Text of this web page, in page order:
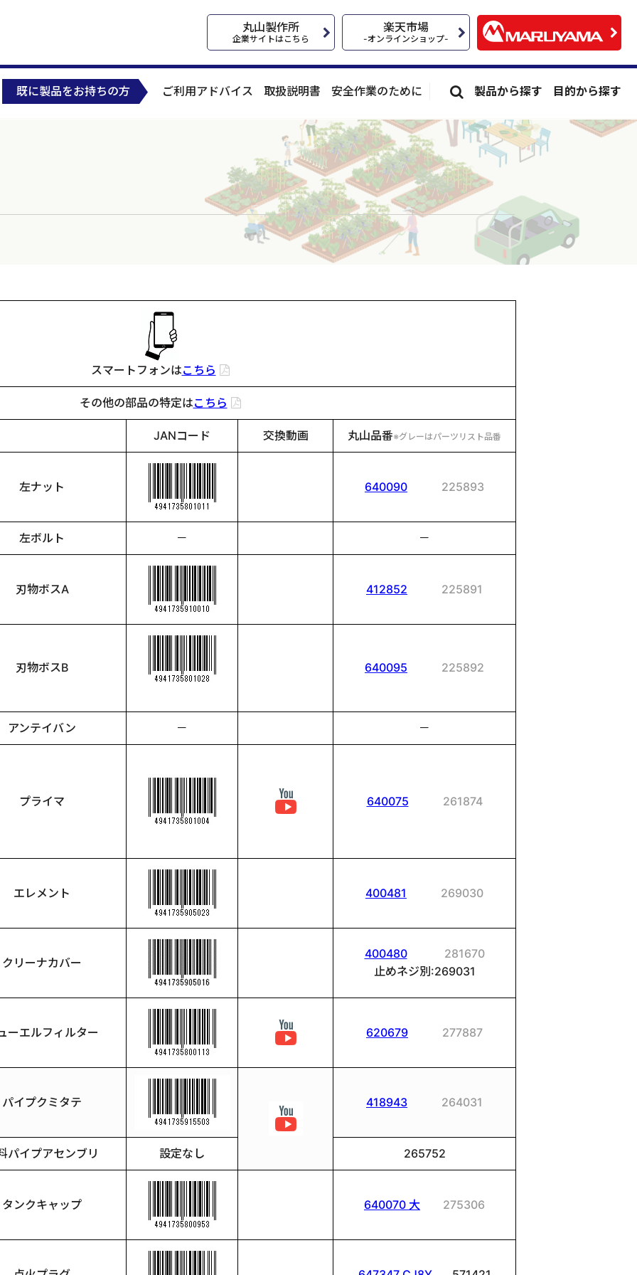
丸山製作所
企業サイトはこちら
楽天市場
-オンラインショップ-
既に製品をお持ちの方 ご利用アドバイス 取扱説明書 安全作業のために 製品から探す 目的から探す
スマートフォンはこちら
その他の部品の特定はこちら
JANコード 交換動画 丸山品番※グレーはパーツリスト品番
左ナット 640090 225893
左ボルト － －
刃物ボスA 412852 225891
刃物ボスB 640095 225892
アンテイバン － －
プライマ 640075 261874
エレメント 400481 269030
クリーナカバー
400480
281670
止めネジ別:269031
ーエルフィルター 620679 277887
パイプクミタテ 418943 264031
パイプアセンブリ 設定なし 265752
タンクキャップ 640070 大 275306